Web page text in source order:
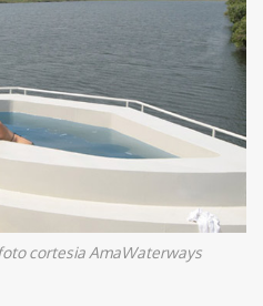
cortesia AmaWaterways